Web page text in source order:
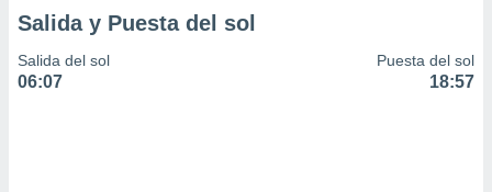
Salida y Puesta del sol
Salida del sol
06:07
Puesta del sol
18:57